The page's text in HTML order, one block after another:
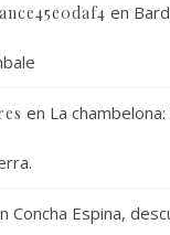
en
en La
Concha Espina,